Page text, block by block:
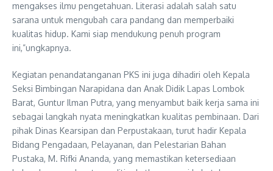
mengakses ilmu pengetahuan. Literasi adalah salah satu
sarana untuk mengubah cara pandang dan memperbaiki
kualitas hidup. Kami siap mendukung penuh program
ini,”ungkapnya.
Kegiatan penandatanganan PKS ini juga dihadiri oleh Kepala
Seksi Bimbingan Narapidana dan Anak Didik Lapas Lombok
Barat, Guntur Ilman Putra, yang menyambut baik kerja sama ini
sebagai langkah nyata meningkatkan kualitas pembinaan. Dari
pihak Dinas Kearsipan dan Perpustakaan, turut hadir Kepala
Bidang Pengadaan, Pelayanan, dan Pelestarian Bahan
Pustaka, M. Rifki Ananda, yang memastikan ketersediaan